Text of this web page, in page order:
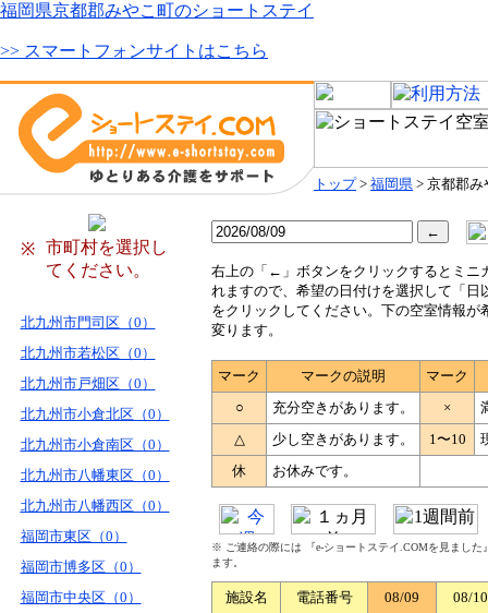
福岡県京都郡みやこ町のショートステイ
>> スマートフォンサイトはこちら
トップ> 福岡県 > 京都郡み
※
市町村を選択し
てください。
北九州市門司区（0）
北九州市若松区（0）
北九州市戸畑区（0）
北九州市小倉北区（0）
北九州市小倉南区（0）
北九州市八幡東区（0）
北九州市八幡西区（0）
福岡市東区（0）
福岡市博多区（0）
福岡市中央区（0）
右上の「←」ボタンをクリックするとミニ
れますので、希望の日付けを選択して「日
をクリックしてください。下の空室情報が
変ります。
マーク マークの説明
マーク
○
充分空きがあります。 ×
△
少し空きがあります。 1〜10
休
お休みです。
※ ご連絡の際には 『e-ショートステイ.COMを見まし
ます。
施設名 電話番号 08/09
08/10